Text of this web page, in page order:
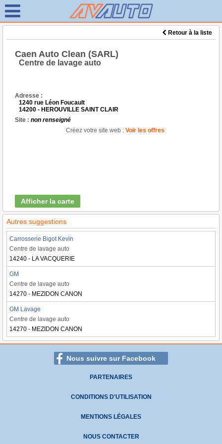
Retour à la liste
Caen Auto Clean (SARL)
Centre de lavage auto
Adresse :
1240 rue Léon Foucault
14200 - HEROUVILLE SAINT CLAIR
Site : non renseigné
Créez votre site web : Voir les offres
Afficher la carte
Autres suggestions
Carrosserie Bigot Kevin
Centre de lavage auto
14240 - LA VACQUERIE
GM
Centre de lavage auto
14270 - MEZIDON CANON
GM Lavage
Centre de lavage auto
14270 - MEZIDON CANON
Nous suivre sur Facebook
PARTENAIRES
CONDITIONS D'UTILISATION
MENTIONS LÉGALES
NOUS CONTACTER